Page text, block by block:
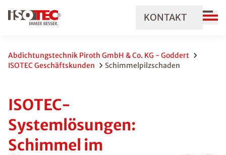
KONTAKT
Abdichtungstechnik Piroth GmbH & Co. KG - Goddert
ISOTEC Geschäftskunden
Schimmelpilzschaden
ISOTEC-
Systemlösungen:
Schimmel im